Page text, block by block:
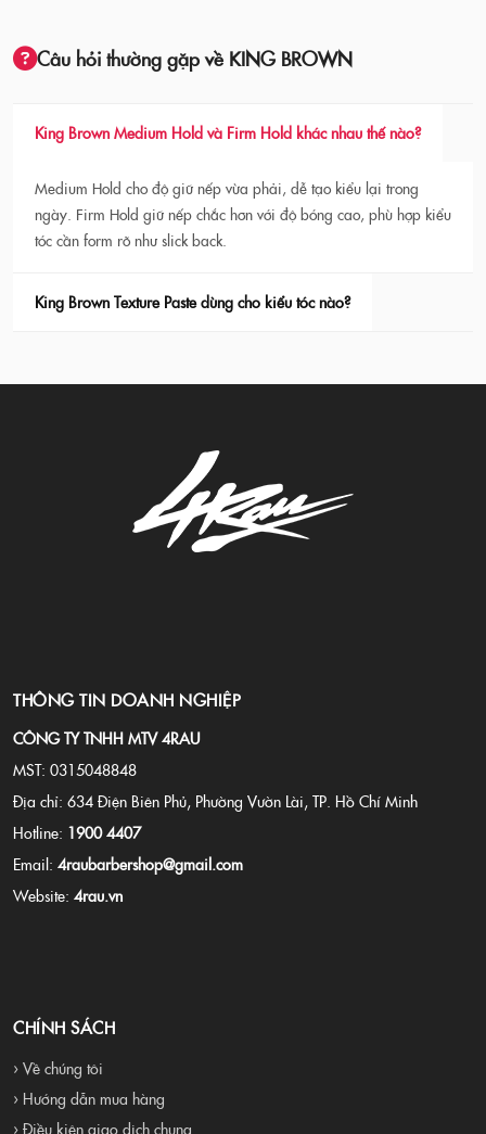
Câu hỏi thường gặp về KING BROWN
King Brown Medium Hold và Firm Hold khác nhau thế nào?
Medium Hold cho độ giữ nếp vừa phải, dễ tạo kiểu lại trong
ngày. Firm Hold giữ nếp chắc hơn với độ bóng cao, phù hợp kiểu
tóc cần form rõ như slick back.
King Brown Texture Paste dùng cho kiểu tóc nào?
THÔNG TIN DOANH NGHIỆP
CÔNG TY TNHH MTV 4RAU
MST: 0315048848
Địa chỉ: 634 Điện Biên Phủ, Phường Vườn Lài, TP. Hồ Chí Minh
Hotline: 1900 4407
Email: 4raubarbershop@gmail.com
Website: 4rau.vn
CHÍNH SÁCH
› Về chúng tôi
› Hướng dẫn mua hàng
› Điều kiện giao dịch chung